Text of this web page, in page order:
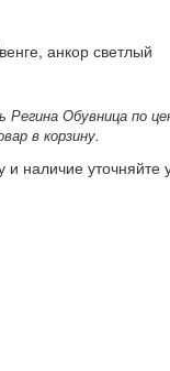
анкор светлый
Обувница по
в корзину.
и наличие уточняйте